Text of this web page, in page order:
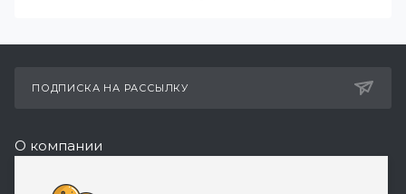
ПОДПИСКА НА РАССЫЛКУ
О компании
Реквизиты